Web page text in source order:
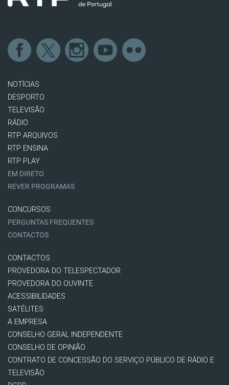
NOTÍCIAS
DESPORTO
TELEVISÃO
RÁDIO
RTP ARQUIVOS
RTP ENSINA
RTP PLAY
EM DIRETO
REVER PROGRAMAS
CONCURSOS
PERGUNTAS FREQUENTES
CONTACTOS
CONTACTOS
PROVEDORA DO TELESPECTADOR
PROVEDORA DO OUVINTE
ACESSIBILIDADES
SATÉLITES
A EMPRESA
CONSELHO GERAL INDEPENDENTE
CONSELHO DE OPINIÃO
CONTRATO DE CONCESSÃO DO SERVIÇO PÚBLICO DE RÁDIO E
TELEVISÃO